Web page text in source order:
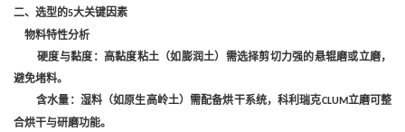
二、选型的5大关键因素
‌物料特性分析‌
‌硬度与黏度‌：高黏度粘土（如膨润土）需选择剪切力强的悬辊磨或立磨，
避免堵料。
‌含水量‌：湿料（如原生高岭土）需配备烘干系统，科利瑞克CLUM立磨可整
合烘干与研磨功能。